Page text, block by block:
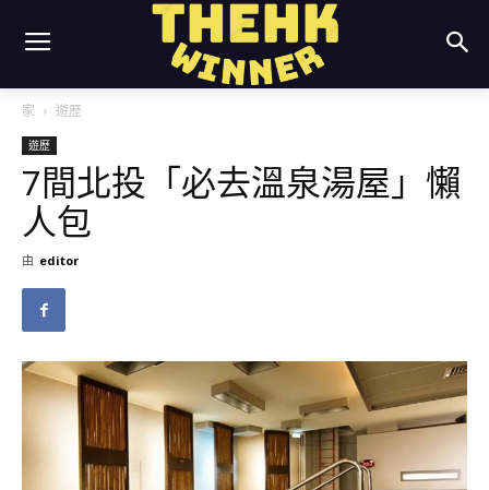
家 遊歷
遊歷
7間北投「必去溫泉湯屋」懶
人包
由 editor